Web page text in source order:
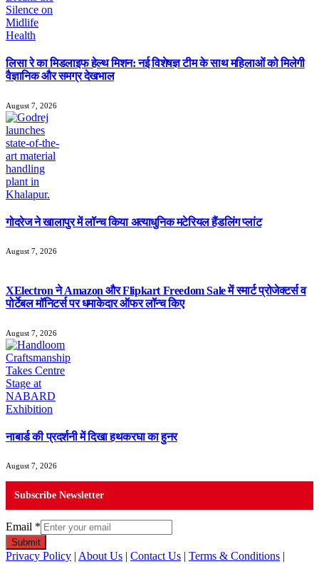
लिसा रे का मिडलाइफ हेल्थ मिशन: नई विशेषज्ञ टीम के साथ महिलाओं को मिलेगी
वैज्ञानिक और समग्र देखभाल
August 7, 2026
गोदरेज ने खालापुर में लॉन्च किया अत्याधुनिक मटेरियल हैंडलिंग प्लांट
August 7, 2026
XElectron ने Amazon और Flipkart Freedom Sale में स्मार्ट प्रोजेक्टर्स व
पोर्टेबल मॉनिटर्स पर धमाकेदार ऑफर लॉन्च किए
August 7, 2026
नाबार्ड की प्रदर्शनी में दिखा हथकरघा का हुनर
August 7, 2026
Subscribe Newsletter
Email *
Submit
Privacy Policy | About Us | Contact Us | Terms & Conditions |